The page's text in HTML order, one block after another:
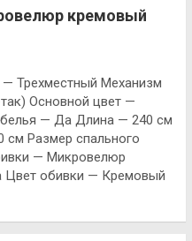
кремовый
Трехместный Механизм
Основной цвет —
— Да Длина — 240 см
Размер спального
— Микровелюр
Цвет обивки — Кремовый